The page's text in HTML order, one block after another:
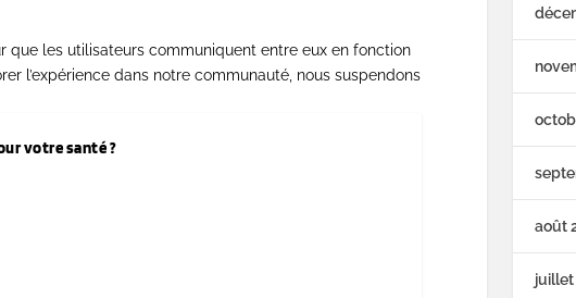
les utilisateurs communiquent entre eux en fonction
l’expérience dans notre communauté, nous suspendons
votre santé ?
août
juillet